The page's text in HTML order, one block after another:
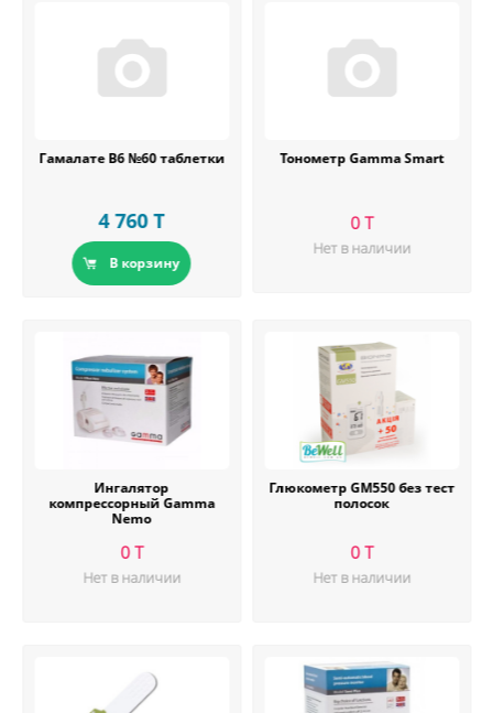
Гамалате В6 №60 таблетки
4 760 T
В корзину
Тонометр Gamma Smart
0 T
Нет в наличии
Ингалятор
компрессорный Gamma
Nemo
0 T
Нет в наличии
Глюкометр GM550 без тест
полосок
0 T
Нет в наличии